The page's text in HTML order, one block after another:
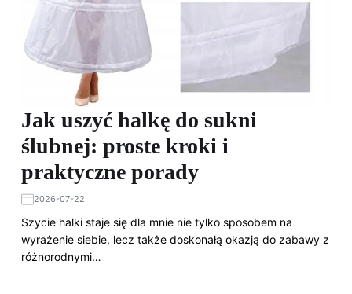
Jak uszyć halkę do sukni
ślubnej: proste kroki i
praktyczne porady
2026-07-22
Szycie halki staje się dla mnie nie tylko sposobem na
wyrażenie siebie, lecz także doskonałą okazją do zabawy z
różnorodnymi…